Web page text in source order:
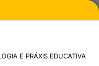
E PRÁXIS EDUCATIVA